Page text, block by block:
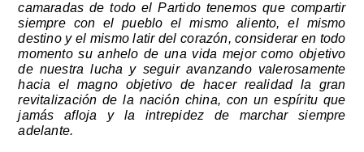
camaradas de todo el Partido tenemos que compartir
siempre con el pueblo el mismo aliento, el mismo
destino y el mismo latir del corazón, considerar en todo
momento su anhelo de una vida mejor como objetivo
de nuestra lucha y seguir avanzando valerosamente
hacia el magno objetivo de hacer realidad la gran
revitalización de la nación china, con un espíritu que
jamás afloja y la intrepidez de marchar siempre
adelante.